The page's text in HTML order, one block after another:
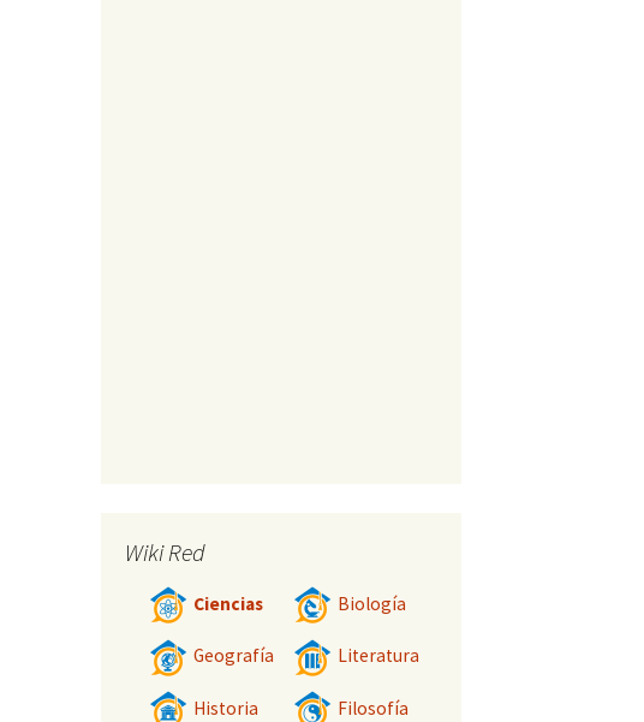
Wiki Red
Ciencias Biología
Geografía Literatura
Historia Filosofía